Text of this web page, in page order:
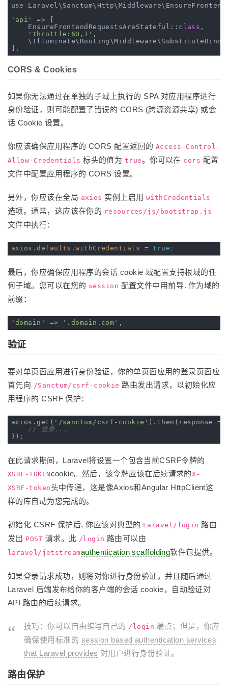
use
'api'
=> [
    EnsureFrontendRequestsAreStateful::
class ,
'throttle:60,1' ,
CORS & Cookies
如果你无法通过在单独的子域上执行的 SPA 对应用程序进行
身份验证，则可能配置了错误的 CORS (跨源资源共享) 或会
话 Cookie 设置。
你应该确保应用程序的 CORS 配置返回的 Access-Control-
Allow-Credentials 标头的值为 true。你可以在 cors 配置
文件中配置应用程序的 CORS 设置。
另外，你应该在全局 axios 实例上启用 withCredentials
选项。通常，这应该在你的 resources/js/bootstrap.js
文件中执行：
axios.defaults.withCredentials = true ;
最后，你应确保应用程序的会话 cookie 域配置支持根域的任
何子域。您可以在您的 session 配置文件中用前导 . 作为域的
前缀：
'domain' => '.domain.com'
验证
要对单页面应用进行身份验证，你的单页面应用的登录页面应
首先向 /Sanctum/csrf-cookie 路由发出请求，以初始化应
用程序的 CSRF 保护：
axios.get( '/sanctum/csrf-cookie' ).then( response =>
// 登录...
在此请求期间，Laravel将设置一个包含当前CSRF令牌的
XSRF-TOKENcookie。然后，该令牌应该在后续请求的X-
XSRF-token头中传递，这是像Axios和Angular HttpClient这
样的库自动为您完成的。
初始化 CSRF 保护后, 你应该对典型的 Laravel/login 路由
发出 POST 请求。此 /login 路由可以由
laravel/jetstreamauthentication scaffolding软件包提供。
如果登录请求成功，则将对你进行身份验证，并且随后通过
Laravel 后端发布给你的客户端的会话 cookie，自动验证对
API 路由的后续请求。
技巧：你可以自由编写自己的 /login 端点；但是，你应
确保使用标准的 session based authentication services
that Laravel provides 对用户进行身份验证。
路由保护